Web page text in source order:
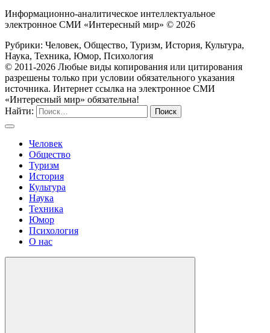
Информационно-аналитическое интеллектуальное
электронное СМИ «Интересный мир» © 2026
Рубрики: Человек, Общество, Туризм, История, Культура,
Наука, Техника, Юмор, Психология
© 2011-2026 Любые виды копирования или цитирования
разрешены только при условии обязательного указания
источника. Интернет ссылка на электронное СМИ
«Интересный мир» обязательна!
Найти:
Человек
Общество
Туризм
История
Культура
Наука
Техника
Юмор
Психология
О нас